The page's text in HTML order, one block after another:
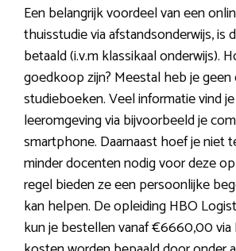
Een belangrijk voordeel van een
thuisstudie via afstandsonderwijs, is
betaald (i.v.m klassikaal onderwijs).
goedkoop zijn? Meestal heb je geen
studieboeken. Veel informatie vind
leeromgeving via bijvoorbeeld je
smartphone. Daarnaast hoef je niet
minder docenten nodig voor deze
regel bieden ze een persoonlijke
kan helpen. De opleiding HBO
kun je bestellen vanaf €6660,00